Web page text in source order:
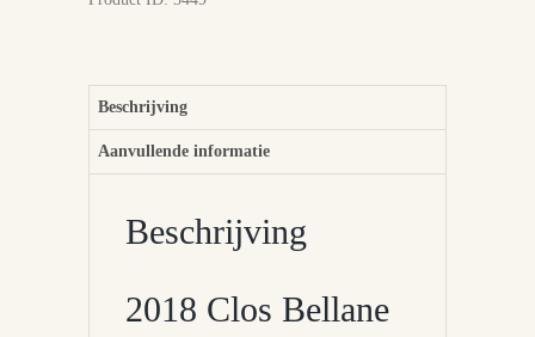
Beschrijving
Aanvullende informatie
Beschrijving
2018 Clos Bellane